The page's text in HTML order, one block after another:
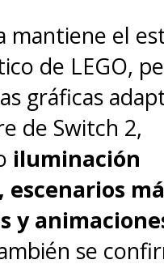
mantiene el
de LEGO,
gráficas
de Switch 2,
iluminación
escenarios
y
se